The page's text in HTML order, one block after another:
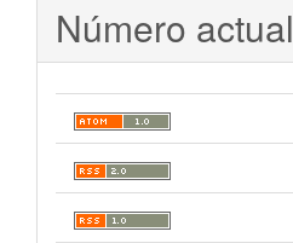
Número actual